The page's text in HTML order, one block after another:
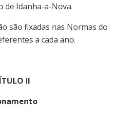
de Idanha-a-Nova.
são fixadas nas Normas do
a cada ano.
II